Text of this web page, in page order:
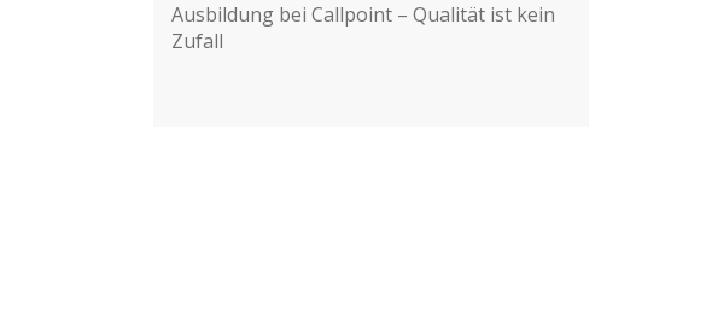
Ausbildung bei Callpoint – Qualität ist kein
Zufall